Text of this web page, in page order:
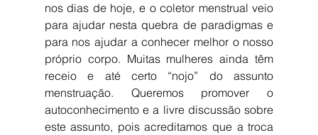
nos dias de hoje, e o coletor menstrual veio
para ajudar nesta quebra de paradigmas e
para nos ajudar a conhecer melhor o nosso
próprio corpo. Muitas mulheres ainda têm
receio e até certo “nojo” do assunto
menstruação. Queremos promover o
autoconhecimento e a livre discussão sobre
este assunto, pois acreditamos que a troca